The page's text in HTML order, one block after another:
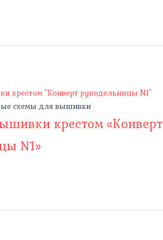
схемы для вышивки
крестом «Конверт
N1»